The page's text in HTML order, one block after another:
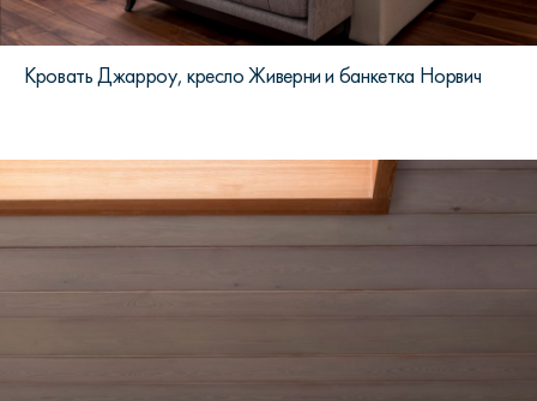
Кровать Джарроу, кресло Живерни и банкетка Норвич